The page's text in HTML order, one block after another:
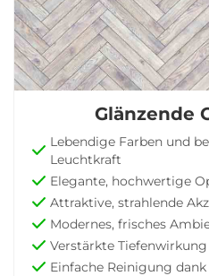
Glänzende
Lebendige Farben und
Leuchtkraft
Elegante, hochwertige
Attraktive, strahlende
Modernes, frisches
Verstärkte
Einfache Reinigung